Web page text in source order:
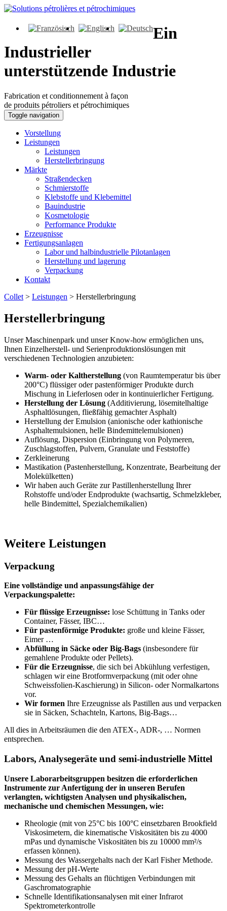
Ein
Industrieller
unterstützende Industrie
Fabrication et conditionnement à façon
de produits pétroliers et pétrochimiques
Toggle navigation
Vorstellung
Leistungen
Leistungen
Herstellerbringung
Märkte
Straßendecken
Schmierstoffe
Klebstoffe und Klebemittel
Bauindustrie
Kosmetologie
Performance Produkte
Erzeugnisse
Fertigungsanlagen
Labor und halbindustrielle Pilotanlagen
Herstellung und lagerung
Verpackung
Kontakt
Collet > Leistungen > Herstellerbringung
Herstellerbringung
Unser Maschinenpark und unser Know-how ermöglichen uns,
Ihnen Einzelherstell- und Serienproduktionslösungen mit
verschiedenen Technologien anzubieten:
Warm- oder Kaltherstellung (von Raumtemperatur bis über
200°C) flüssiger oder pastenförmiger Produkte durch
Mischung in Lieferlosen oder in kontinuierlicher Fertigung.
Herstellung der Lösung (Additivierung, lösemitelhaltige
Asphaltlösungen, fließfähig gemachter Asphalt)
Herstellung der Emulsion (anionische oder kathionische
Asphaltemulsionen, helle Bindemittelemulsionen)
Auflösung, Dispersion (Einbringung von Polymeren,
Zuschlagstoffen, Pulvern, Granulate und Feststoffe)
Zerkleinerung
Mastikation (Pastenherstellung, Konzentrate, Bearbeitung der
Molekülketten)
Wir haben auch Geräte zur Pastillenherstellung Ihrer
Rohstoffe und/oder Endprodukte (wachsartig, Schmelzkleber,
helle Bindemittel, Spezialchemikalien)
Weitere Leistungen
Verpackung
Eine vollständige und anpassungsfähige der
Verpackungspalette:
Für flüssige Erzeugnisse: lose Schüttung in Tanks oder
Container, Fässer, IBC…
Für pastenförmige Produkte: große und kleine Fässer,
Eimer …
Abfüllung in Säcke oder Big-Bags (insbesondere für
gemahlene Produkte oder Pellets).
Für die Erzeugnisse, die sich bei Abkühlung verfestigen,
schlagen wir eine Brotformverpackung (mit oder ohne
Schweissfolien-Kaschierung) in Silicon- oder Normalkartons
vor.
Wir formen Ihre Erzeugnisse als Pastillen aus und verpacken
sie in Säcken, Schachteln, Kartons, Big-Bags…
All dies in Arbeitsräumen die den ATEX-, ADR-, … Normen
entsprechen.
Labors, Analysegeräte und semi-industrielle Mittel
Unsere Laborarbeitsgruppen besitzen die erforderlichen
Instrumente zur Anfertigung der in unseren Berufen
verlangten, wichtigsten Analysen und physikalischen,
mechanische und chemischen Messungen, wie:
Rheologie (mit von 25°C bis 100°C einsetzbaren Brookfield
Viskosimetern, die kinematische Viskositäten bis zu 4000
mPas und dynamische Viskositäten bis zu 10000 mm²/s
erfassen können).
Messung des Wassergehalts nach der Karl Fisher Methode.
Messung der pH-Werte
Messung des Gehalts an flüchtigen Verbindungen mit
Gaschromatographie
Schnelle Identifikationsanalysen mit einer Infrarot
Spektrometerkontrolle